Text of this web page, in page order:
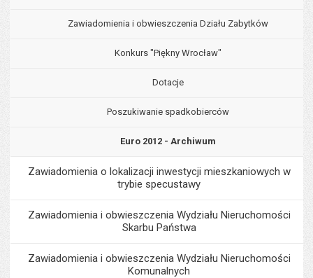
Zawiadomienia i obwieszczenia Działu Zabytków
Konkurs "Piękny Wrocław"
Dotacje
Poszukiwanie spadkobierców
Euro 2012 - Archiwum
Zawiadomienia o lokalizacji inwestycji mieszkaniowych w
trybie specustawy
Zawiadomienia i obwieszczenia Wydziału Nieruchomości
Skarbu Państwa
Zawiadomienia i obwieszczenia Wydziału Nieruchomości
Komunalnych